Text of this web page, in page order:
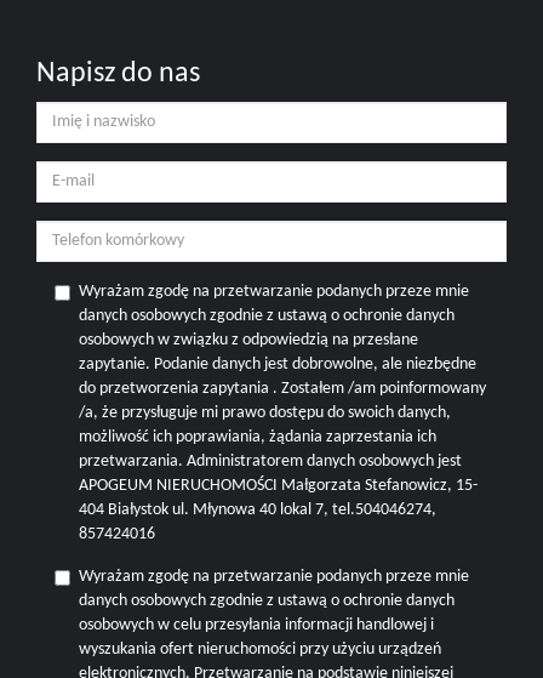
Napisz do nas
Wyrażam zgodę na przetwarzanie podanych przeze mnie
danych osobowych zgodnie z ustawą o ochronie danych
osobowych w związku z odpowiedzią na przesłane
zapytanie. Podanie danych jest dobrowolne, ale niezbędne
do przetworzenia zapytania . Zostałem /am poinformowany
/a, że przysługuje mi prawo dostępu do swoich danych,
możliwość ich poprawiania, żądania zaprzestania ich
przetwarzania. Administratorem danych osobowych jest
APOGEUM NIERUCHOMOŚCI Małgorzata Stefanowicz, 15-
404 Białystok ul. Młynowa 40 lokal 7, tel.504046274,
857424016
Wyrażam zgodę na przetwarzanie podanych przeze mnie
danych osobowych zgodnie z ustawą o ochronie danych
osobowych w celu przesyłania informacji handlowej i
wyszukania ofert nieruchomości przy użyciu urządzeń
elektronicznych. Przetwarzanie na podstawie niniejszej